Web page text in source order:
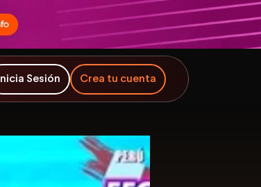
Inicia Sesión Crea tu cuenta